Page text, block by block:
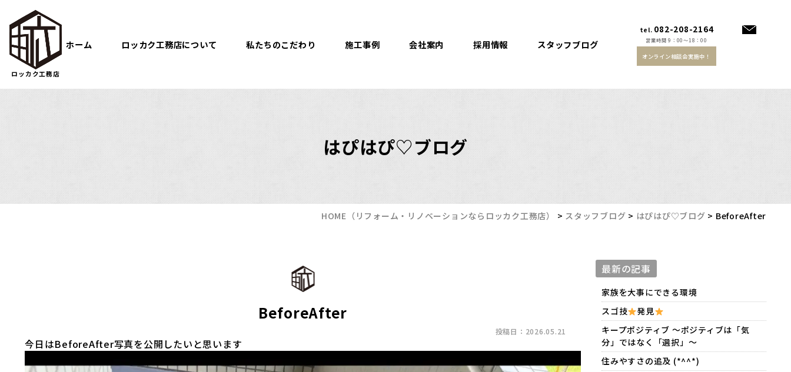
ロッカク工務店
ホーム ロッカク工務店について 私たちのこだわり 施工事例 会社案内 採用情報 スタッフブログ
tel. 082-208-2164
営業時間 9：00～18：00
オンライン相談会実施中！
はぴはぴ♡ブログ
HOME （リフォーム・リノベーションならロッカク工務店） > スタッフブログ > はぴはぴ♡ブログ > BeforeAfter
BeforeAfter
投稿日：2026.05.21
今日はBeforeAfter写真を公開したいと思います
最新の記事
家族を大事にできる環境
スゴ技
発見
キープポジティブ 〜ポジティブは「気
分」ではなく「選択」〜
住みやすさの追及 (*^^*)